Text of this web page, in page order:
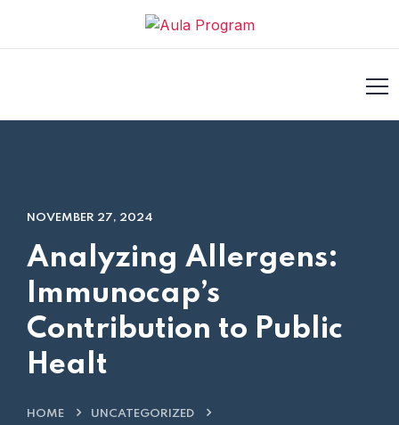
antalya escortjojobet
NOVEMBER 27, 2024
Analyzing Allergens:
Immunocap’s
Contribution to Public
Healt
HOME
UNCATEGORIZED